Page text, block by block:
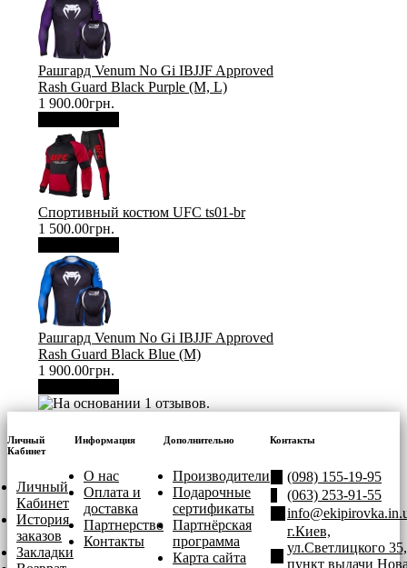
Рашгард Venum No Gi IBJJF Approved
Rash Guard Black Purple (М, L)
1 900.00грн.
Спортивный костюм UFC ts01-br
1 500.00грн.
Рашгард Venum No Gi IBJJF Approved
Rash Guard Black Blue (М)
1 900.00грн.
Личный
Кабинет
Личный
Кабинет
История
заказов
Закладки
Информация
О нас
Оплата и
доставка
Партнерство
Контакты
Дополнительно
Производители
Подарочные
сертификаты
Партнёрская
программа
Карта сайта
Контакты
(098) 155-19-95
(063) 253-91-55
г.Киев,
ул.Светлицкого 35,
пункт выдачи